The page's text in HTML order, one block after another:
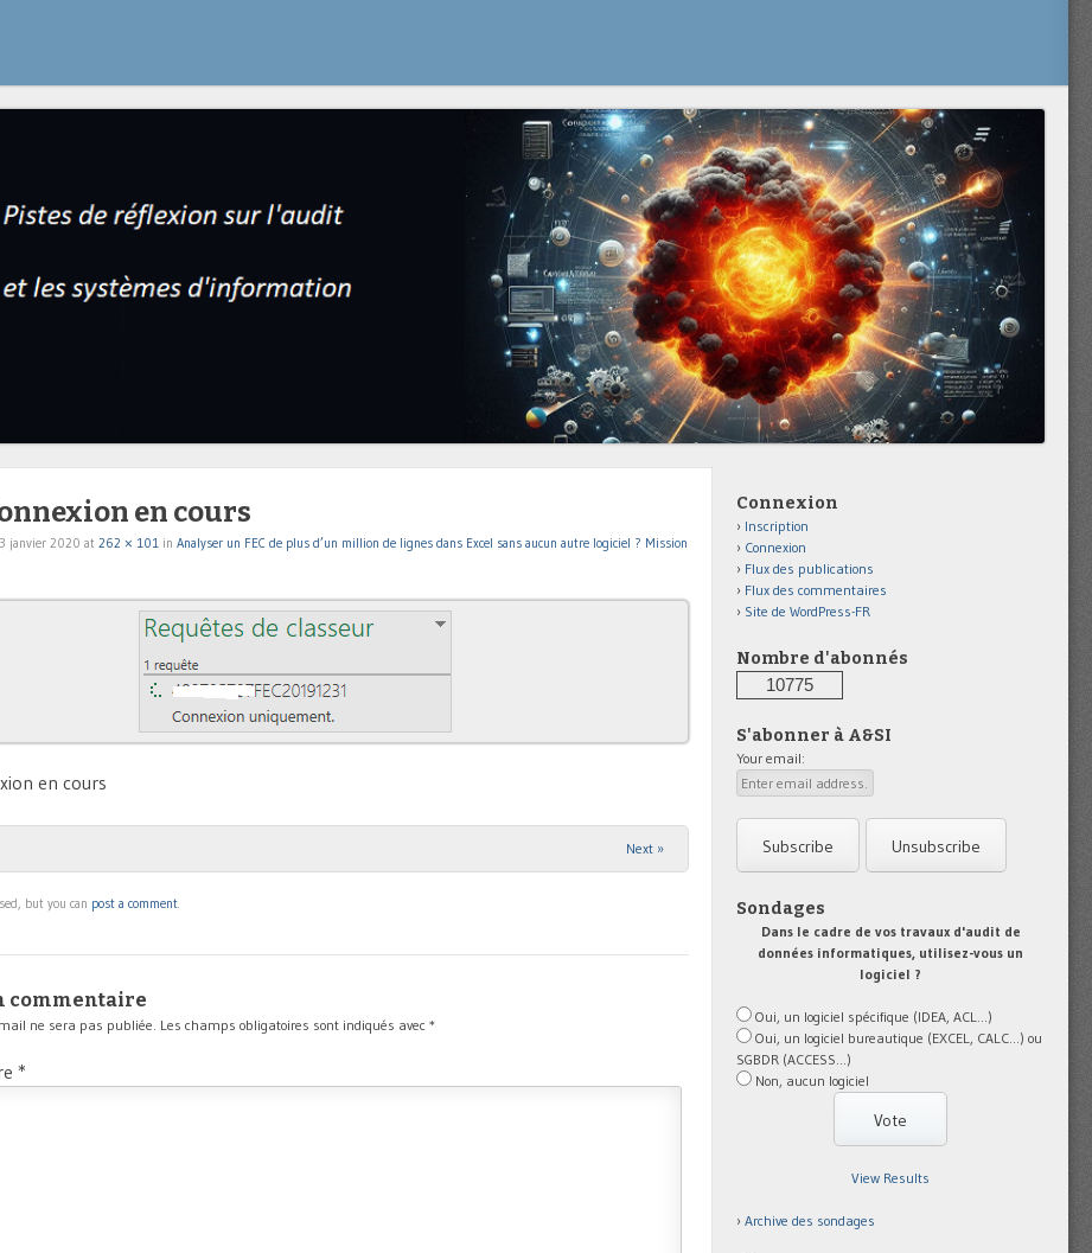
en cours
janvier 2020 at 262 × 101 in Analyser un FEC de plus d’un million de lignes dans Excel sans aucun autre logiciel ? Mission
en cours
Next »
but you can post a comment.
commentaire
ne sera pas publiée. Les champs obligatoires sont indiqués avec *
*
Connexion
Inscription
Connexion
Flux des publications
Flux des commentaires
Site de WordPress-FR
Nombre d'abonnés
10775
S'abonner à A&SI
Your email:
Sondages
Dans le cadre de vos travaux d'audit de
données informatiques, utilisez-vous un
logiciel ?
Oui, un logiciel spécifique (IDEA, ACL...)
Oui, un logiciel bureautique (EXCEL, CALC...) ou
SGBDR (ACCESS...)
Non, aucun logiciel
View Results
Archive des sondages